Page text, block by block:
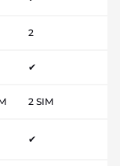
2
✔
2 SIM
✔